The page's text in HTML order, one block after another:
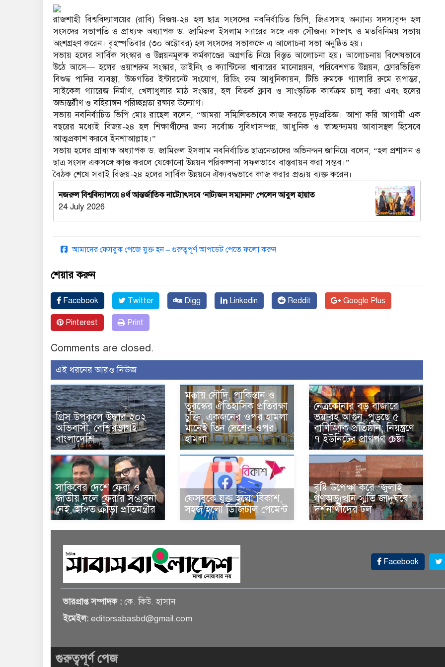
রাজশাহী বিশ্ববিদ্যালয়ের (রাবি) বিজয়-২৪ হল ছাত্র সংসদের নবনির্বাচিত ভিপি, জিএসসহ অন্যান্য সদস্যবৃন্দ হল
সংসদের সভাপতি ও প্রাধ্যক্ষ অধ্যাপক ড. জামিরুল ইসলাম স্যারের সঙ্গে এক সৌজন্য সাক্ষাৎ ও মতবিনিময় সভায়
অংশগ্রহণ করেন। বৃহস্পতিবার (৩০ অক্টোবর) হল সংসদের সভাকক্ষে এ আলোচনা সভা অনুষ্ঠিত হয়।
সভায় হলের সার্বিক সংস্কার ও উন্নয়নমূলক কর্মকাণ্ডের অগ্রগতি নিয়ে বিস্তৃত আলোচনা হয়। আলোচনায় বিশেষভাবে
উঠে আসে— হলের ওয়াশরুম সংস্কার, ডাইনিং ও ক্যান্টিনের খাবারের মানোন্নয়ন, পরিবেশগত উন্নয়ন, ফ্লোরভিত্তিক
বিশুদ্ধ পানির ব্যবস্থা, উচ্চগতির ইন্টারনেট সংযোগ, রিডিং রুম আধুনিকায়ন, টিভি রুমকে গ্যালারি রুমে রূপান্তর,
সাইকেল গ্যারেজ নির্মাণ, খেলাধুলার মাঠ সংস্কার, হল বিতর্ক ক্লাব ও সাংস্কৃতিক কার্যক্রম চালু করা এবং হলের
অভ্যন্তরীণ ও বহিরাঙ্গন পরিচ্ছন্নতা রক্ষার উদ্যোগ।
সভায় নবনির্বাচিত ভিপি মোঃ রাছেল বলেন, “আমরা সম্মিলিতভাবে কাজ করতে দৃঢ়প্রতিজ্ঞ। আশা করি আগামী এক
বছরের মধ্যেই বিজয়-২৪ হল শিক্ষার্থীদের জন্য সর্বোচ্চ সুবিধাসম্পন্ন, আধুনিক ও স্বাচ্ছন্দ্যময় আবাসস্থল হিসেবে
আত্মপ্রকাশ করবে ইনশাআল্লাহ।”
সভায় হলের প্রাধ্যক্ষ অধ্যাপক ড. জামিরুল ইসলাম নবনির্বাচিত ছাত্রনেতাদের অভিনন্দন জানিয়ে বলেন, “হল প্রশাসন ও
ছাত্র সংসদ একসঙ্গে কাজ করলে যেকোনো উন্নয়ন পরিকল্পনা সফলভাবে বাস্তবায়ন করা সম্ভব।”
বৈঠক শেষে সবাই বিজয়-২৪ হলের সার্বিক উন্নয়নে ঐক্যবদ্ধভাবে কাজ করার প্রত্যয় ব্যক্ত করেন।
নজরুল বিশ্ববিদ্যালয়ে ৪র্থ আন্তর্জাতিক নাট্যোৎসবে ‘নাট্যজন সম্মাননা’ পেলেন আবুল হায়াত
24 July 2026
আমাদের ফেসবুক পেজে যুক্ত হন – গুরুত্বপূর্ণ আপডেট পেতে ফলো করুন
শেয়ার করুন
Facebook Twitter Digg Linkedin Reddit Google Plus
Pinterest Print
Comments are closed.
এই ধরনের আরও নিউজ
গ্রিস উপকূলে উদ্ধার ২০২
অভিবাসী, বেশিরভাগই
বাংলাদেশি
মক্কায় সৌদি, পাকিস্তান ও
তুরস্কের ঐতিহাসিক প্রতিরক্ষা
চুক্তি, একজনের ওপর হামলা
মানেই তিন দেশের ওপর
হামলা
নেত্রকোনার বড় বাজারে
ভয়াবহ আগুন, পুড়ছে ৫
বাণিজ্যিক প্রতিষ্ঠান; নিয়ন্ত্রণে
৭ ইউনিটের প্রাণপণ চেষ্টা
সাকিবের দেশে ফেরা ও
জাতীয় দলে ফেরার সম্ভাবনা
নেই, ইঙ্গিত ক্রীড়া প্রতিমন্ত্রীর
ফেসবুকে যুক্ত হলো বিকাশ,
সহজ হলো ডিজিটাল পেমেন্ট
বৃষ্টি উপেক্ষা করে ‘জুলাই
গণঅভ্যুত্থান স্মৃতি জাদুঘরে’
দর্শনার্থীদের ঢল
Facebook
ভারপ্রাপ্ত সম্পাদক : কে. কিউ. হাসান
ইমেইল: editorsabasbd@gmail.com
গুরুত্বপূর্ণ পেজ